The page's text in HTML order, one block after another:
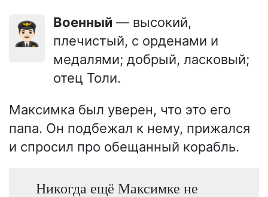
👨🏻‍✈️ Военный — высокий,
плечистый, с орденами и
медалями; добрый, ласковый;
отец Толи.
Максимка был уверен, что это его
папа. Он подбежал к нему, прижался
и спросил про обещанный корабль.
Никогда ещё Максимке не